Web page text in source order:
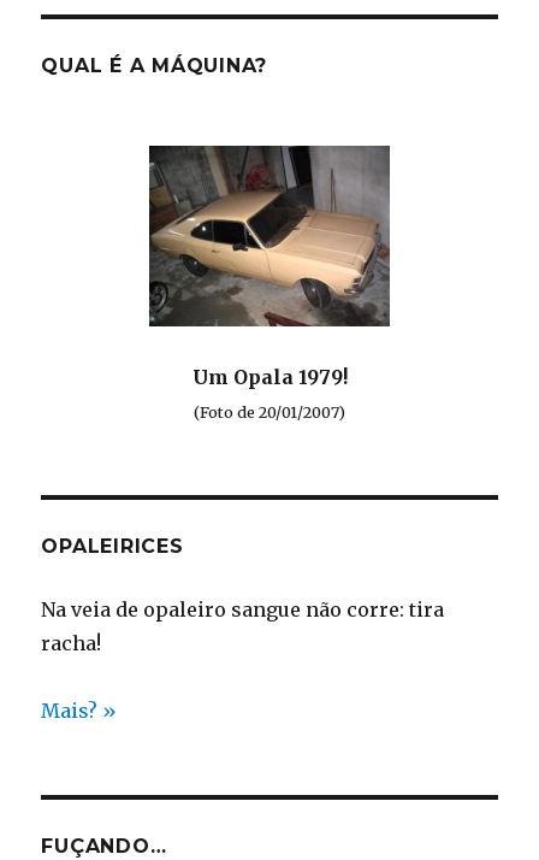
QUAL É A MÁQUINA?
Um Opala 1979!
(Foto de 20/01/2007)
OPALEIRICES
Na veia de opaleiro sangue não corre: tira
racha!
Mais? »
FUÇANDO…